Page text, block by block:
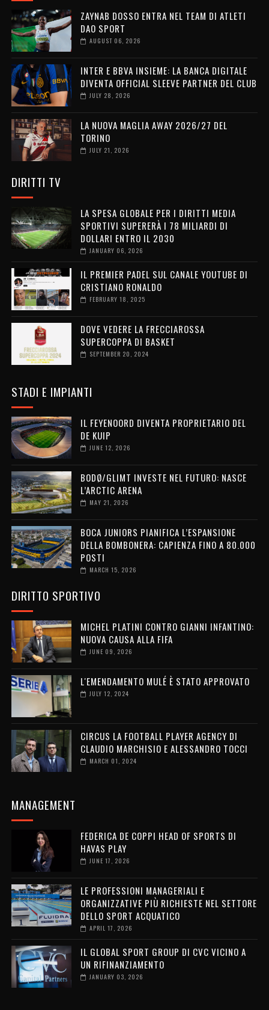
ZAYNAB DOSSO ENTRA NEL TEAM DI ATLETI
DAO SPORT
AUGUST 06, 2026
INTER E BBVA INSIEME: LA BANCA DIGITALE
DIVENTA OFFICIAL SLEEVE PARTNER DEL CLUB
JULY 28, 2026
LA NUOVA MAGLIA AWAY 2026/27 DEL
TORINO
JULY 21, 2026
DIRITTI TV
LA SPESA GLOBALE PER I DIRITTI MEDIA
SPORTIVI SUPERERÀ I 78 MILIARDI DI
DOLLARI ENTRO IL 2030
JANUARY 06, 2026
IL PREMIER PADEL SUL CANALE YOUTUBE DI
CRISTIANO RONALDO
FEBRUARY 18, 2025
DOVE VEDERE LA FRECCIAROSSA
SUPERCOPPA DI BASKET
SEPTEMBER 20, 2024
STADI E IMPIANTI
IL FEYENOORD DIVENTA PROPRIETARIO DEL
DE KUIP
JUNE 12, 2026
BODØ/GLIMT INVESTE NEL FUTURO: NASCE
L’ARCTIC ARENA
MAY 21, 2026
BOCA JUNIORS PIANIFICA L’ESPANSIONE
DELLA BOMBONERA: CAPIENZA FINO A 80.000
POSTI
MARCH 15, 2026
DIRITTO SPORTIVO
MICHEL PLATINI CONTRO GIANNI INFANTINO:
NUOVA CAUSA ALLA FIFA
JUNE 09, 2026
L'EMENDAMENTO MULÉ È STATO APPROVATO
JULY 12, 2024
CIRCUS LA FOOTBALL PLAYER AGENCY DI
CLAUDIO MARCHISIO E ALESSANDRO TOCCI
MARCH 01, 2024
MANAGEMENT
FEDERICA DE COPPI HEAD OF SPORTS DI
HAVAS PLAY
JUNE 17, 2026
LE PROFESSIONI MANAGERIALI E
ORGANIZZATIVE PIÙ RICHIESTE NEL SETTORE
DELLO SPORT ACQUATICO
APRIL 17, 2026
IL GLOBAL SPORT GROUP DI CVC VICINO A
UN RIFINANZIAMENTO
JANUARY 03, 2026